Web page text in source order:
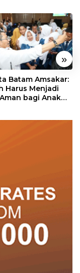
»
Batam Amsakar:
Harus Menjadi
bagi Anak